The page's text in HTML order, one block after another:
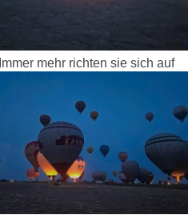
Immer mehr richten sie sich auf